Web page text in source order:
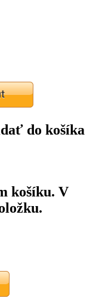
do košíka
košíku. V